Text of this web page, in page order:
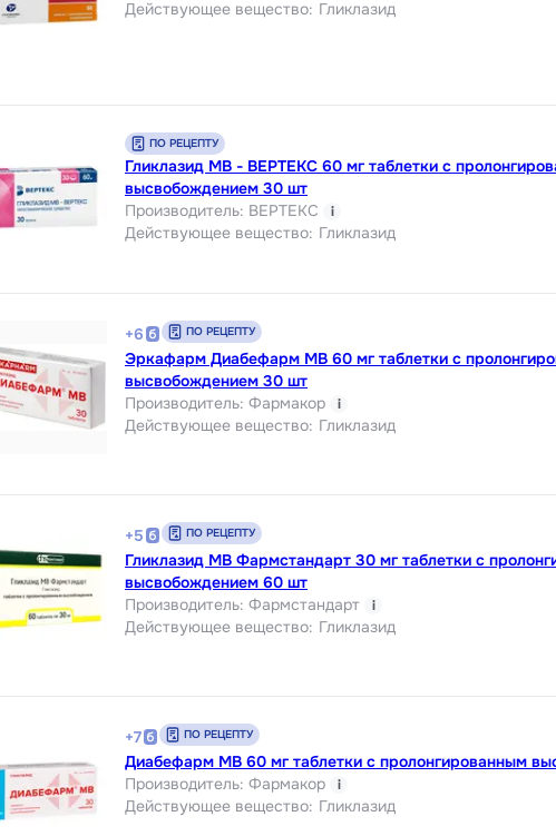
Действующее вещество: Гликлазид
ПО РЕЦЕПТУ
Гликлазид МВ - ВЕРТЕКС 60 мг таблетки с
высвобождением 30 шт
Производитель: ВЕРТЕКС i
Действующее вещество: Гликлазид
+6 ПО РЕЦЕПТУ
Эркафарм Диабефарм МВ 60 мг таблетки с
высвобождением 30 шт
Производитель: Фармакор i
Действующее вещество: Гликлазид
+5 ПО РЕЦЕПТУ
Гликлазид МВ Фармстандарт 30 мг таблетки с
высвобождением 60 шт
Производитель: Фармстандарт i
Действующее вещество: Гликлазид
+7 ПО РЕЦЕПТУ
Диабефарм МВ 60 мг таблетки с пролонгированным
Производитель: Фармакор i
Действующее вещество: Гликлазид